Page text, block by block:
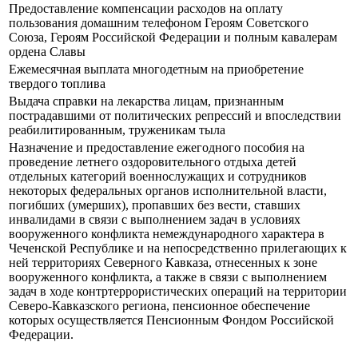
Предоставление компенсации расходов на оплату
пользования домашним телефоном Героям Советского
Союза, Героям Российской Федерации и полным кавалерам
ордена Славы
Ежемесячная выплата многодетным на приобретение
твердого топлива
Выдача справки на лекарства лицам, признанным
пострадавшими от политических репрессий и впоследствии
реабилитированным, труженикам тыла
Назначение и предоставление ежегодного пособия на
проведение летнего оздоровительного отдыха детей
отдельных категорий военнослужащих и сотрудников
некоторых федеральных органов исполнительной власти,
погибших (умерших), пропавших без вести, ставших
инвалидами в связи с выполнением задач в условиях
вооруженного конфликта немеждународного характера в
Чеченской Республике и на непосредственно прилегающих к
ней территориях Северного Кавказа, отнесенных к зоне
вооруженного конфликта, а также в связи с выполнением
задач в ходе контртеррористических операций на территории
Северо-Кавказского региона, пенсионное обеспечение
которых осуществляется Пенсионным Фондом Российской
Федерации.